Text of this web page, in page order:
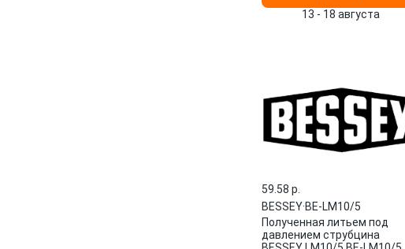
13 - 18 августа
59.58 p.
BESSEY·BE-LM10/5
Полученная литьем под
давлением струбцина